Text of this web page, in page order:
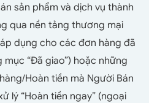
sản phẩm và dịch vụ thành
qua nền tảng thương mại
dụng cho các đơn hàng đã
“Đã giao”) hoặc những
Hoàn tiền mà Người Bán
lý “Hoàn tiền ngay” (ngoại